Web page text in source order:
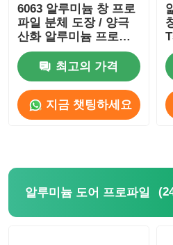
6063 알루미늄 창 프로
파일 분체 도장 / 양극
산화 알루미늄 프로파
일 제조업체
최고의 가격
지금 챗팅하세요
알루미늄 도어 프로파일